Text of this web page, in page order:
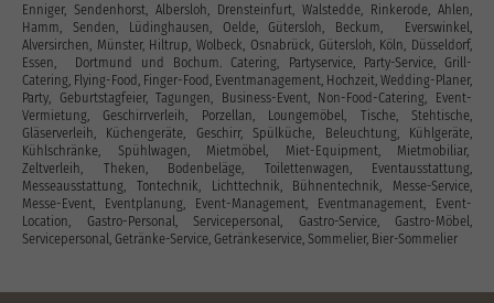
Enniger, Sendenhorst, Albersloh, Drensteinfurt, Walstedde, Rinkerode, Ahlen,
Hamm, Senden, Lüdinghausen, Oelde, Gütersloh, Beckum, Everswinkel,
Alversirchen, Münster, Hiltrup, Wolbeck, Osnabrück, Gütersloh, Köln, Düsseldorf,
Essen, Dortmund und Bochum. Catering, Partyservice, Party-Service, Grill-
Catering, Flying-Food, Finger-Food, Eventmanagement, Hochzeit, Wedding-Planer,
Party, Geburtstagfeier, Tagungen, Business-Event, Non-Food-Catering, Event-
Vermietung, Geschirrverleih, Porzellan, Loungemöbel, Tische, Stehtische,
Gläserverleih, Küchengeräte, Geschirr, Spülküche, Beleuchtung, Kühlgeräte,
Kühlschränke, Spühlwagen, Mietmöbel, Miet-Equipment, Mietmobiliar,
Zeltverleih, Theken, Bodenbeläge, Toilettenwagen, Eventausstattung‎,
Messeausstattung, Tontechnik, Lichttechnik, Bühnentechnik, Messe-Service,
Messe-Event, Eventplanung, Event-Management, Eventmanagement, Event-
Location, Gastro-Personal, Servicepersonal, Gastro-Service, Gastro-Möbel,
Servicepersonal, Getränke-Service, Getränkeservice, Sommelier, Bier-Sommelier